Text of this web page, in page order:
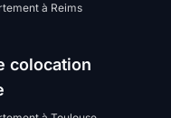
à Reims
colocation